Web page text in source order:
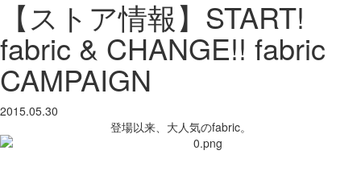
【ストア情報】START!
fabric & CHANGE!! fabric
CAMPAIGN
2015.05.30
登場以来、大人気のfabric。